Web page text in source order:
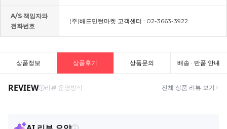
A/S 책임자와
전화번호
(주)배드민턴마켓 고객센터 : 02-3663-3922
상품정보 상품후기 상품문의 배송 · 반품 안내